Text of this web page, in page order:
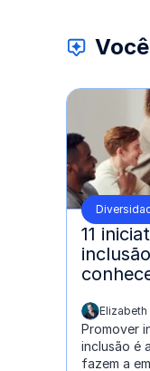
11
escrito por:
Elizabeth
Promover
inclusão é
fazem a